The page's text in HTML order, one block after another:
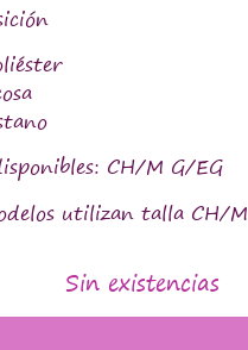
CH/M G/EG
utilizan talla CH/M
Sin existencias